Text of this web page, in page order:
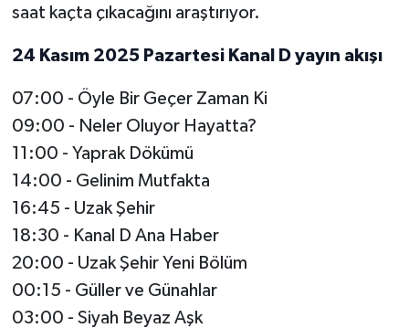
saat kaçta çıkacağını araştırıyor.
24 Kasım 2025 Pazartesi Kanal D yayın akışı
07:00 - Öyle Bir Geçer Zaman Ki
09:00 - Neler Oluyor Hayatta?
11:00 - Yaprak Dökümü
14:00 - Gelinim Mutfakta
16:45 - Uzak Şehir
18:30 - Kanal D Ana Haber
20:00 - Uzak Şehir Yeni Bölüm
00:15 - Güller ve Günahlar
03:00 - Siyah Beyaz Aşk